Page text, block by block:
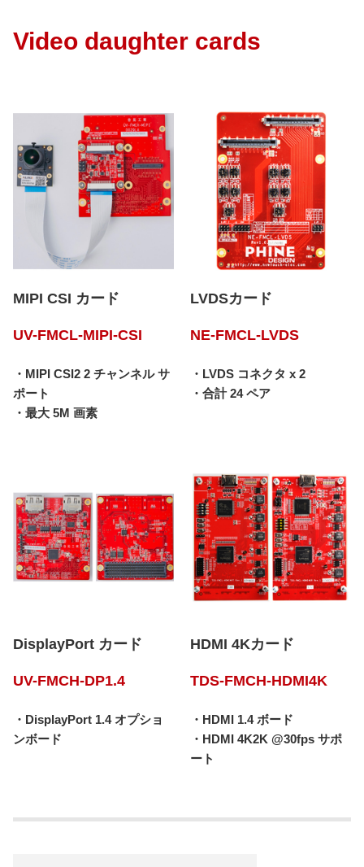
Video daughter cards
MIPI CSI カード
UV-FMCL-MIPI-CSI
・MIPI CSI2 2 チャンネル サ
ポート
・最大 5M 画素
LVDSカード
NE-FMCL-LVDS
・LVDS コネクタ x 2
・合計 24 ペア
DisplayPort カード
UV-FMCH-DP1.4
・DisplayPort 1.4 オプショ
ンボード
HDMI 4Kカード
TDS-FMCH-HDMI4K
・HDMI 1.4 ボード
・HDMI 4K2K @30fps サポ
ート